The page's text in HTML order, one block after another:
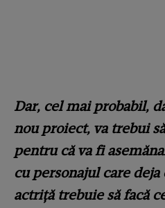
Dar, cel mai probabil,
nou proiect, va trebui
pentru că va fi
cu personajul care
actriță trebuie să facă